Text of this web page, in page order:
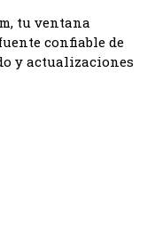
tu ventana
confiable de
y actualizaciones